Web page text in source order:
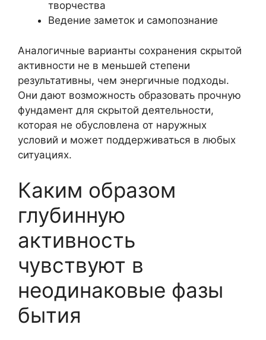
творчества
Ведение заметок и самопознание
Аналогичные варианты сохранения скрытой
активности не в меньшей степени
результативны, чем энергичные подходы.
Они дают возможность образовать прочную
фундамент для скрытой деятельности,
которая не обусловлена от наружных
условий и может поддерживаться в любых
ситуациях.
Каким образом
глубинную
активность
чувствуют в
неодинаковые фазы
бытия